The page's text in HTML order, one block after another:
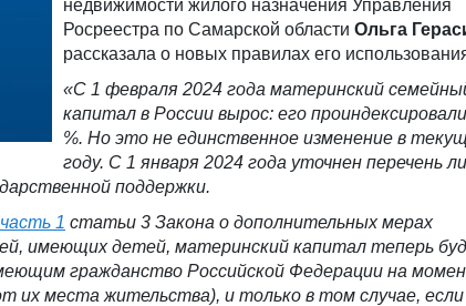
недвижимости жилого назначения Управления
Росреестра по Самарской области Ольга
рассказала о новых правилах его
«С 1 февраля 2024 года материнский
капитал в России вырос: его
%. Но это не единственное изменение в
году. С 1 января 2024 года уточнен перечень
поддержки.
часть 1 статьи 3 Закона о дополнительных мерах
имеющих детей, материнский капитал теперь
гражданство Российской Федерации на
их места жительства), и только в том случае, если